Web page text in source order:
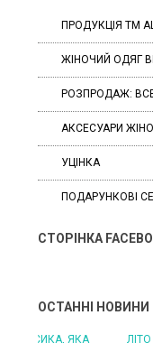
ПРОДУКЦІЯ ТМ
ЖІНОЧИЙ ОДЯГ
РОЗПРОДАЖ:
АКСЕСУАРИ
УЦІНКА
ПОДАРУНКОВІ
СТОРІНКА
ОСТАННІ НОВИНИ
ЛІТО НЕ ЛЮБИТЬ